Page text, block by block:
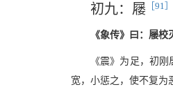
初九：屦 ［91］
《象传》曰：屦校
《震》为足，初
宽，小惩之，使不复为